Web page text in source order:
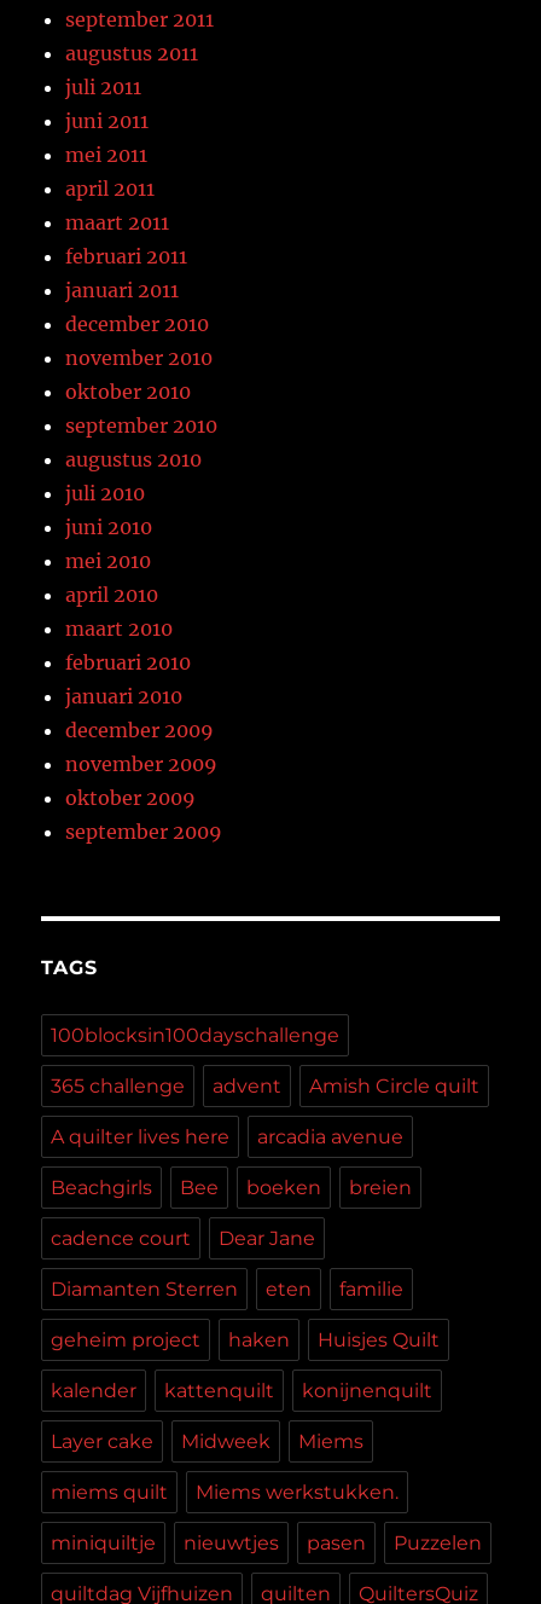
september 2011
augustus 2011
juli 2011
juni 2011
mei 2011
april 2011
maart 2011
februari 2011
januari 2011
december 2010
november 2010
oktober 2010
september 2010
augustus 2010
juli 2010
juni 2010
mei 2010
april 2010
maart 2010
februari 2010
januari 2010
december 2009
november 2009
oktober 2009
september 2009
TAGS
100blocksin100dayschallenge
365 challenge advent Amish Circle quilt
A quilter lives here arcadia avenue
Beachgirls Bee boeken breien
cadence court Dear Jane
Diamanten Sterren eten familie
geheim project haken Huisjes Quilt
kalender kattenquilt konijnenquilt
Layer cake Midweek Miems
miems quilt Miems werkstukken.
miniquiltje nieuwtjes pasen Puzzelen
quiltdag Vijfhuizen quilten QuiltersQuiz